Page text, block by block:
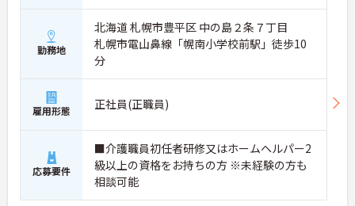
勤務地
北海道 札幌市豊平区 中の島２条７丁目
札幌市電山鼻線「幌南小学校前駅」徒歩10
分
雇用形態 正社員(正職員)
応募要件
■介護職員初任者研修又はホームヘルパー2
級以上の資格をお持ちの方 ※未経験の方も
相談可能